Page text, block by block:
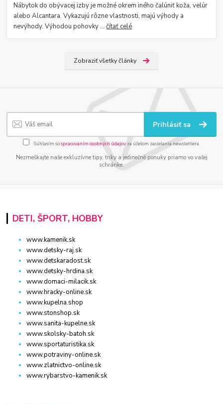
Nábytok do obývacej izby je možné okrem iného čalúniť koža, velúr
alebo Alcantara. Vykazujú rôzne vlastnosti, majú výhody a
nevýhody. Výhodou pohovky ...čítať celé
Zobraziť všetky články
Prihlásiť sa
Súhlasím sospracovaním osobných údajov za účelom zasielania newslettera.
Nezmeškajte naše exkluzívne tipy, triky a jedinečné ponuky priamo vo vašej
schránke.
DETI, ŠPORT, HOBBY
www.kamenik.sk
www.detsky-raj.sk
www.detskaradost.sk
www.detsky-hrdina.sk
www.domaci-milacik.sk
www.hracky-online.sk
www.kupelna.shop
www.stonshop.sk
www.sanita-kupelne.sk
www.skolsky-batoh.sk
www.sportaturistika.sk
www.potraviny-online.sk
www.zlatnictvo-online.sk
www.rybarstvo-kamenik.sk